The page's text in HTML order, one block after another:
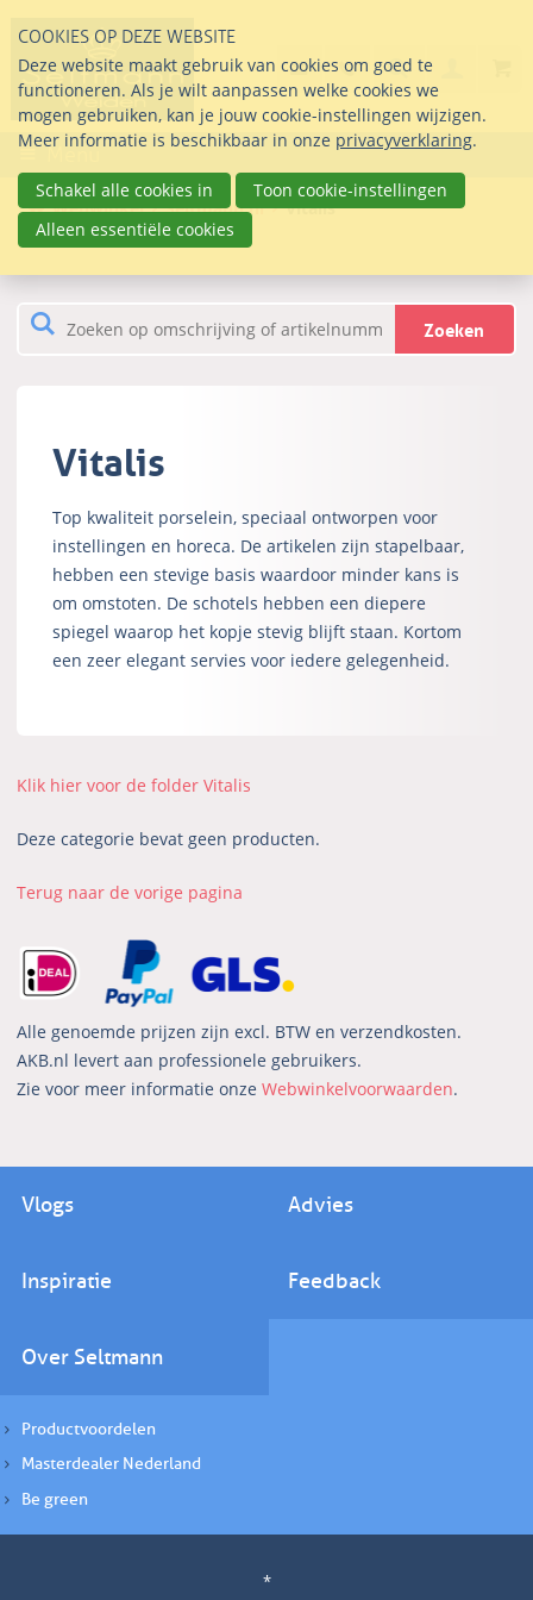
links
over
Direct
naar
inhoud
Direct
naar
het
hoofdmenu
info@seltmann-
Stel uw vraag
085 76 07 000
Search
Menu
Webwinkel Seltmann.nl Vitalis
Zoeken
Vitalis
Top kwaliteit porselein, speciaal ontworpen voor
instellingen en horeca. De artikelen zijn stapelbaar,
hebben een stevige basis waardoor minder kans is
om omstoten. De schotels hebben een diepere
spiegel waarop het kopje stevig blijft staan. Kortom
een zeer elegant servies voor iedere gelegenheid.
Klik hier voor de folder Vitalis
Deze categorie bevat geen producten.
Terug naar de vorige pagina
Alle genoemde prijzen zijn excl. BTW en verzendkosten.
AKB.nl levert aan professionele gebruikers.
Zie voor meer informatie onzeWebwinkelvoorwaarden.
Vlogs Advies
Inspiratie Feedback
Over Seltmann
Productvoordelen
Masterdealer Nederland
Be green
*
COOKIES OP DEZE WEBSITE
Deze website maakt gebruik van cookies om goed te
functioneren. Als je wilt aanpassen welke cookies we
mogen gebruiken, kan je jouw cookie-instellingen wijzigen.
Meer informatie is beschikbaar in onze privacyverklaring.
Schakel alle cookies in
Toon cookie-instellingen
Alleen essentiële cookies